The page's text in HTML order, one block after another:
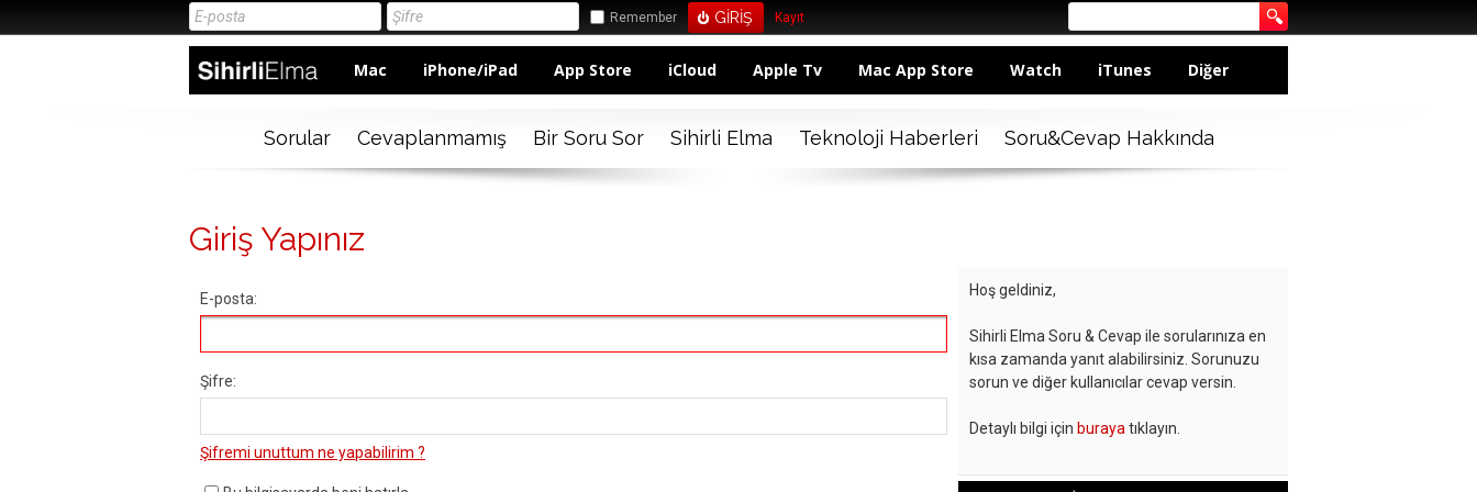
Remember Kayıt
Mac iPhone/iPad App Store iCloud Apple Tv Mac App Store Watch iTunes Diğer
Sorular Cevaplanmamış Bir Soru Sor Sihirli Elma Teknoloji Haberleri Soru&Cevap Hakkında
Giriş Yapınız
E-posta:
Şifre:
Şifremi unuttum ne yapabilirim ?
Hoş geldiniz,
Sihirli Elma Soru & Cevap ile sorularınıza en
kısa zamanda yanıt alabilirsiniz. Sorunuzu
sorun ve diğer kullanıcılar cevap versin.
Detaylı bilgi için buraya tıklayın.